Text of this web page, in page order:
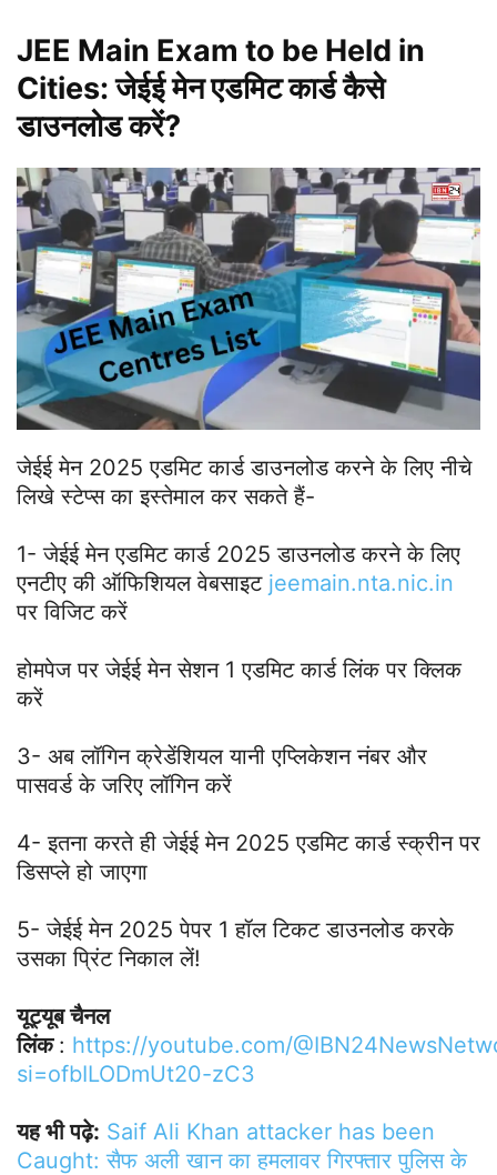
JEE Main Exam to be Held in
Cities: जेईई मेन एडमिट कार्ड कैसे
डाउनलोड करें?
जेईई मेन 2025 एडमिट कार्ड डाउनलोड करने के लिए नीचे
लिखे स्टेप्स का इस्तेमाल कर सकते हैं-
1- जेईई मेन एडमिट कार्ड 2025 डाउनलोड करने के लिए
एनटीए की ऑफिशियल वेबसाइटjeemain.nta.nic.in
पर विजिट करें
होमपेज पर जेईई मेन सेशन 1 एडमिट कार्ड लिंक पर क्लिक
करें
3- अब लॉगिन क्रेडेंशियल यानी एप्लिकेशन नंबर और
पासवर्ड के जरिए लॉगिन करें
4- इतना करते ही जेईई मेन 2025 एडमिट कार्ड स्क्रीन पर
डिसप्ले हो जाएगा
5- जेईई मेन 2025 पेपर 1 हॉल टिकट डाउनलोड करके
उसका प्रिंट निकाल लें!
यूट्यूब चैनल
लिंक : https://youtube.com/
si=ofbILODmUt20-zC3
यह भी पढ़े: Saif Ali Khan attacker has been
Caught: सैफ अली खान का हमलावर गिरफ्तार पुलिस के